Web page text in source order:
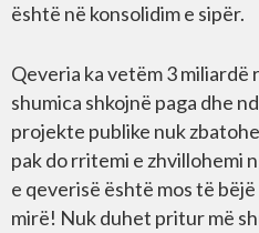
është në konsolidim e sipër.
Qeveria ka vetëm 3 miliardë
shumica shkojnë paga dhe
projekte publike nuk
pak do rritemi e zhvillohemi
e qeverisë është mos të
mirë! Nuk duhet pritur më